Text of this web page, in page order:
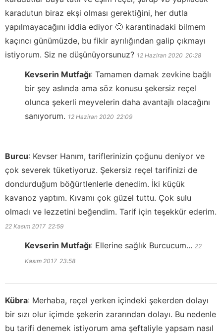
karadutun biraz ekşi olması gerektiğini, her dutla
yapılmayacağını iddia ediyor 🙂 karantinadaki bilmem
kaçıncı günümüzde, bu fikir ayrılığından galip çıkmayı
istiyorum. Siz ne düşünüyorsunuz? 12 Haziran 2020 20:28
Kevserin Mutfağı: Tamamen damak zevkine bağlı
bir şey aslında ama söz konusu şekersiz reçel
olunca şekerli meyvelerin daha avantajlı olacağını
sanıyorum. 12 Haziran 2020 22:09
Burcu: Kevser Hanım, tariflerinizin çoğunu deniyor ve
çok severek tüketiyoruz. Şekersiz reçel tarifinizi de
dondurduğum böğürtlenlerle denedim. İki küçük
kavanoz yaptım. Kıvamı çok güzel tuttu. Çok sulu
olmadı ve lezzetini beğendim. Tarif için teşekkür ederim.
22 Kasım 2017 22:59
Kevserin Mutfağı: Ellerine sağlık Burcucum... 22
Kasım 2017 23:58
Kübra: Merhaba, reçel yerken içindeki şekerden dolayı
bir sızı olur içimde şekerin zararından dolayı. Bu nedenle
bu tarifi denemek istiyorum ama şeftaliyle yapsam nasıl